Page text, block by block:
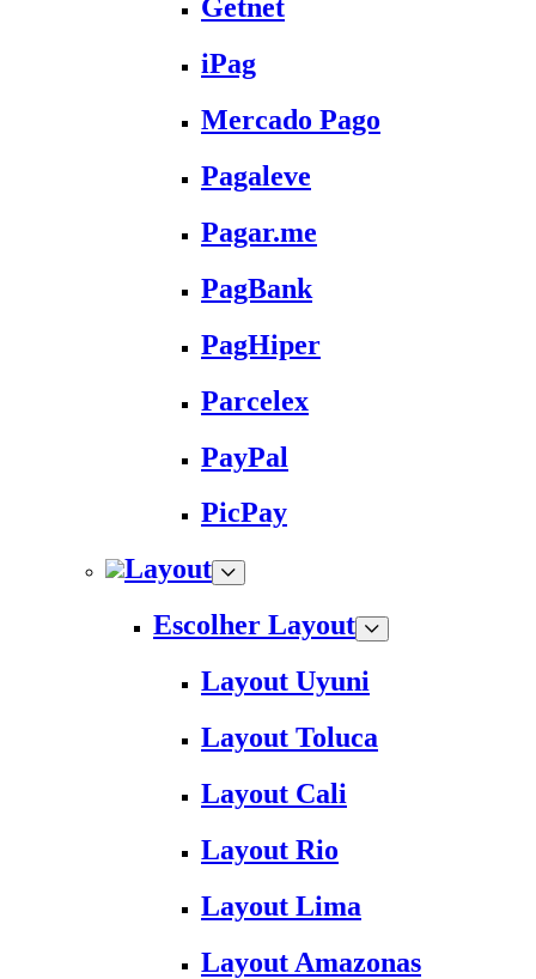
Getnet
iPag
Mercado Pago
Pagaleve
Pagar.me
PagBank
PagHiper
Parcelex
PayPal
PicPay
Layout
Escolher Layout
Layout Uyuni
Layout Toluca
Layout Cali
Layout Rio
Layout Lima
Layout Amazonas